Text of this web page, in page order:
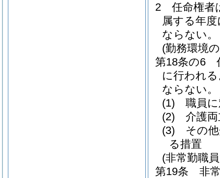
2
任命権者
属する年
ならない。
(勤務環境
第18条の6
に行われ
ならない。
(1)
職員
(2)
介護
(3)
その
る措置
(非常勤職
第19条
非